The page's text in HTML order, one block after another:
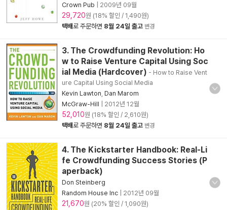
Crown Pub
2009년 09월
29,720원 (18% 할인 / 1,490원)
택배로 주문하면 8월 24일 출고 변경
3. The Crowdfunding Revolution: Ho
w to Raise Venture Capital Using Soc
ial Media (Hardcover) - How to Raise Vent
ure Capital Using Social Media
Kevin Lawton Dan Marom
McGraw-Hill
2012년 12월
52,010원 (18% 할인 / 2,610원)
택배로 주문하면 8월 24일 출고 변경
4. The Kickstarter Handbook: Real-Li
fe Crowdfunding Success Stories (P
aperback)
Don Steinberg
Random House Inc
2012년 09월
21,670원 (20% 할인 / 1,090원)